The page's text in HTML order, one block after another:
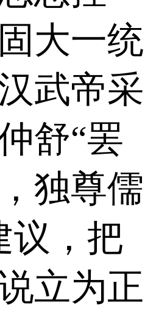
大一统
武帝采
舒“罢
独尊儒
议，把
立为正